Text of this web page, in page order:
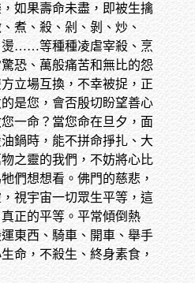
如果壽命未盡，即被生擒
煮、殺、剁、剝、炒、
燙……等種種凌虐宰殺、烹
恐、萬般痛苦和無比的怨
立場互換，不幸被捉，正
是您，會否殷切盼望善心
一命？當您命在旦夕，面
鍋時，能不拼命掙扎、大
之靈的我們，不妨將心比
們想想看。佛門的慈悲，
視宇宙一切眾生平等，這
正的平等。平常傾倒熱
東西、騎車、開車、舉手
命，不殺生、終身素食，